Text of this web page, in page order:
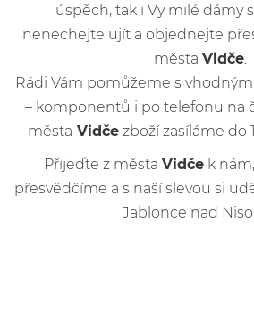
úspěch, tak i Vy milé dámy
nenechejte ujít a objednejte
města Vidče
Rádi Vám pomůžeme s
– komponentů i po telefonu na
města Vidčezboží zasíláme do
Přijeďte z města Vidče k
přesvědčíme a s naší slevou si
Jablonce nad